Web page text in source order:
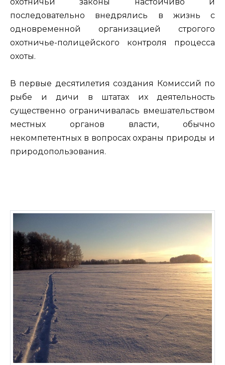
последовательно внедрялись в жизнь с
одновременной организацией строгого
охотничье-полицейского контроля процесса
охоты.
В первые десятилетия создания Комиссий по
рыбе и дичи в штатах их деятельность
существенно ограничивалась вмешательством
местных органов власти, обычно
некомпетентных в вопросах охраны природы и
природопользования.